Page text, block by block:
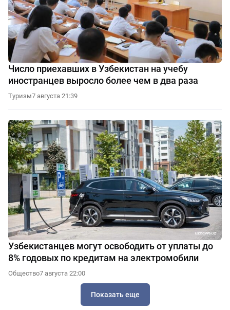
Число приехавших в Узбекистан на учебу
иностранцев выросло более чем в два раза
Туризм7 августа 21:39
Узбекистанцев могут освободить от уплаты до
8% годовых по кредитам на электромобили
Общество7 августа 22:00
Показать еще